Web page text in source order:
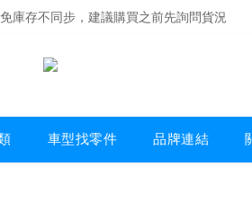
庫存不同步，建議購買之前先詢問貨況
庫存不同步，建議購買之前先詢問貨況
車型找零件 品牌連結